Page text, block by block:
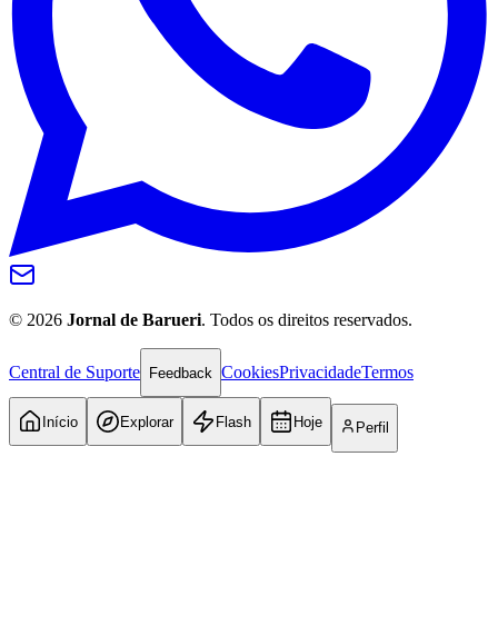
© 2026 Jornal de Barueri. Todos os direitos reservados.
Central de Suporte Feedback CookiesPrivacidadeTermos
Início Explorar Flash Hoje Perfil